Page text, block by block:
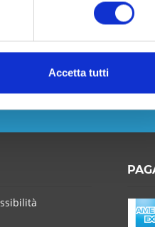
Accetta tutti
capire
lainformativa sulla privacy.